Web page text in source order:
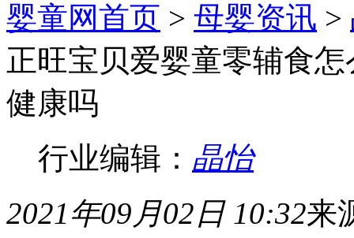
婴童网首页 > 母婴资讯 >
正旺宝贝爱婴童零辅食
健康吗
行业编辑： 晶怡
2021年09月02日 10:32来